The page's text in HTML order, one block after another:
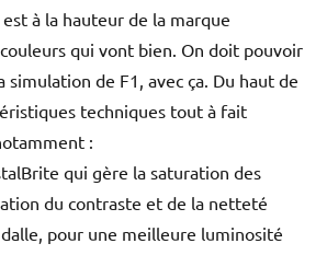
à la hauteur de la marque
qui vont bien. On doit pouvoir
simulation de F1, avec ça. Du haut de
techniques tout à fait
:
qui gère la saturation des
du contraste et de la netteté
pour une meilleure luminosité